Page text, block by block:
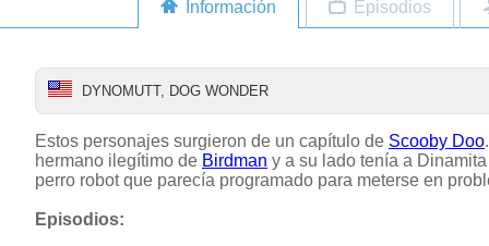
Información Episodios
DYNOMUTT, DOG WONDER
Estos personajes surgieron de un capítulo de Scooby Doo
hermano ilegítimo de Birdman y a su lado tenía a
perro robot que parecía programado para meterse en
Episodios: